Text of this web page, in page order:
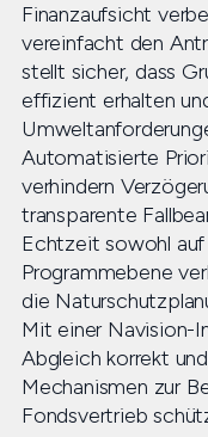
Finanzaufsicht
vereinfacht den
stellt sicher, dass
effizient erhalten
Automatisierte
verhindern
transparente
Echtzeit sowohl auf
Programmebene
die
Mit einer Navision-
Abgleich korrekt
Mechanismen zur
Fondsvertrieb